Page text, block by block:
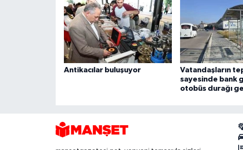
Antikacılar buluşuyor
Vatandaşların
sayesinde bank
otobüs durağı